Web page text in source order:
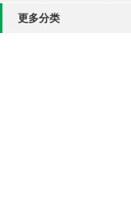
更多分类